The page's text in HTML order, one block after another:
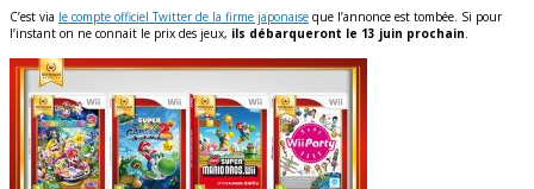
C’est via le compte officiel Twitter de la firme japonaise que l’annonce est tombée. Si pour
l’instant on ne connait le prix des jeux, ils débarqueront le 13 juin prochain.